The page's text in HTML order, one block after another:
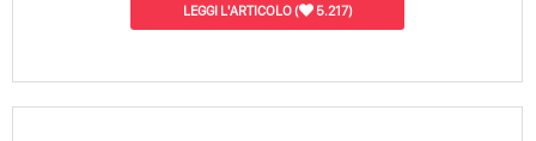
LEGGI L'ARTICOLO( 5.217)